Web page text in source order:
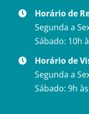
Horário de
Segunda a
Sábado: 10h
Horário de
Segunda a
Sábado: 9h